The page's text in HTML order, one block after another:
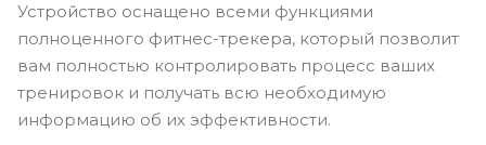
Устройство оснащено всеми функциями
полноценного фитнес-трекера, который позволит
вам полностью контролировать процесс ваших
тренировок и получать всю необходимую
информацию об их эффективности.